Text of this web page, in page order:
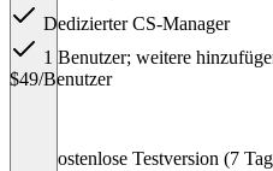
Dedizierter CS-Manager
1 Benutzer; weitere
$49/Benutzer
Kostenlose Testversion (7